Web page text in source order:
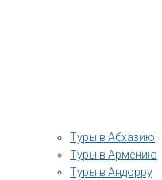
Туры в Абхазию
Туры в Армению
Туры в Андорру